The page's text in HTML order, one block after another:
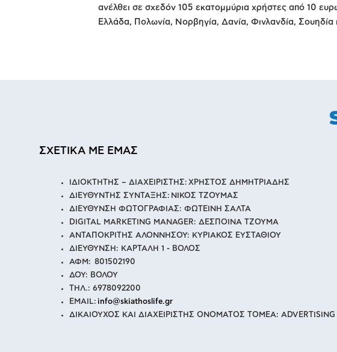
ανέλθει σε σχεδόν 105 εκατομμύρια χρήστες από 10
Ελλάδα, Πολωνία, Νορβηγία, Δανία, Φινλανδία, Σουηδία
ΣΧΕΤΙΚΑ ΜΕ ΕΜΑΣ
ΙΔΙΟΚΤΗΤΗΣ – ΔΙΑΧΕΙΡΙΣΤΗΣ: ΧΡΗΣΤΟΣ ΔΗΜΗΤΡΙΑΔΗΣ
ΔΙΕΥΘΥΝΤΗΣ ΣΥΝΤΑΞΗΣ: ΝΙΚΟΣ ΤΖΟΥΜΑΣ
ΔΙΕΥΘΥΝΣΗ ΦΩΤΟΓΡΑΦΙΑΣ: ΦΩΤΕΙΝΗ ΣΑΛΤΑ
DIGITAL MARKETING MANAGER: ΔΕΣΠΟΙΝΑ ΤΖΟΥΜΑ
ΑΝΤΑΠΟΚΡΙΤΗΣ ΑΛΟΝΝΗΣΟΥ: ΚΥΡΙΑΚΟΣ ΕΥΣΤΑΘΙΟΥ
ΔΙΕΥΘΥΝΣΗ: ΚΑΡΤΑΛΗ 1 - ΒΟΛΟΣ
ΑΦΜ: 801502190
ΔΟΥ: ΒΟΛΟΥ
ΤΗΛ.: 6978092200
EMAIL: info@skiathoslife.gr
ΔΙΚΑΙΟΥΧΟΣ ΚΑΙ ΔΙΑΧΕΙΡΙΣΤΗΣ ΟΝΟΜΑΤΟΣ ΤΟΜΕΑ: ADVERTISING